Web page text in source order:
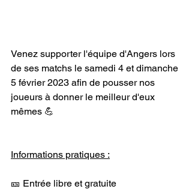
Venez supporter l'équipe d'Angers lors
de ses matchs le samedi 4 et dimanche
5 février 2023 afin de pousser nos
joueurs à donner le meilleur d'eux
mêmes 💪
Informations pratiques :
🎫 Entrée libre et gratuite